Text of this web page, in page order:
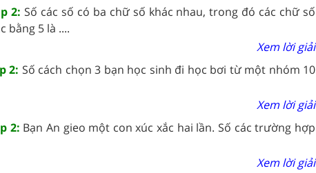
2: Số các số có ba chữ số khác nhau, trong đó các chữ số
bằng 5 là ....
Xem lời giải
2: Số cách chọn 3 bạn học sinh đi học bơi từ một nhóm 10
Xem lời giải
2: Bạn An gieo một con xúc xắc hai lần. Số các trường hợp
Xem lời giải